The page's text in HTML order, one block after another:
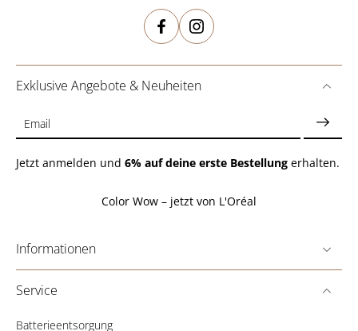
Exklusive Angebote & Neuheiten
Email
Jetzt anmelden und 6% auf deine erste Bestellung erhalten.
Color Wow – jetzt von L'Oréal
Informationen
Service
Batterieentsorgung